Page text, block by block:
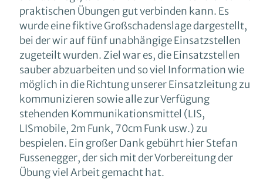
praktischen Übungen gut verbinden kann. Es
wurde eine fiktive Großschadenslage dargestellt,
bei der wir auf fünf unabhängige Einsatzstellen
zugeteilt wurden. Ziel war es, die Einsatzstellen
sauber abzuarbeiten und so viel Information wie
möglich in die Richtung unserer Einsatzleitung zu
kommunizieren sowie alle zur Verfügung
stehenden Kommunikationsmittel (LIS,
LISmobile, 2m Funk, 70cm Funk usw.) zu
bespielen. Ein großer Dank gebührt hier Stefan
Fussenegger, der sich mit der Vorbereitung der
Übung viel Arbeit gemacht hat.